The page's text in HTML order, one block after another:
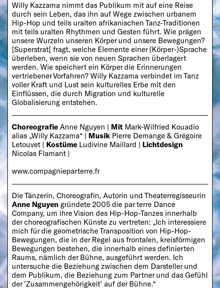
Willy Kazzama nimmt das Publikum mit auf eine Reise
durch sein Leben, das ihn auf Wege zwischen urbanem
Hip-Hop und teils uralten afrikanischen Tanz-Traditionen
mit teils uralten Rhythmen und Gesten führt. Wie prägen
unsere Wurzeln unseren Körper und unsere Bewegungen?
[Superstrat[ fragt, welche Elemente einer (Körper-)Sprache
überleben, wenn sie von neuen Sprachen überlagert
werden. Wie speichert ein Körper die Erinnerungen
vertriebener Vorfahren? Willy Kazzama verbindet im Tanz
voller Kraft und Lust sein kulturelles Erbe mit den
Einflüssen, die durch Migration und kulturelle
Globalisierung entstehen.
Choreografie Anne Nguyen | Mit Mark-Wilfried Kouadio
alias „Willy Kazzama“ | Musik Pierre Demange & Grégoire
Letouvet | Kostüme Ludivine Maillard | Lichtdesign
Nicolas Flamant |
www.compagnieparterre.fr
Die Tänzerin, Choreografin, Autorin und Theaterregisseurin
Anne Nguyen gründete 2005 die par terre Dance
Company, um ihre Vision des Hip-Hop-Tanzes innerhalb
der choreografischen Künste zu vertreten: „Ich interessiere
mich für die geometrische Transposition von Hip-Hop-
Bewegungen, die in der Regel aus frontalen, kreisförmigen
Bewegungen bestehen, die innerhalb eines definierten
Raums, nämlich der Bühne, ausgeführt werden. Ich
untersuche die Beziehung zwischen dem Darsteller und
dem Publikum, die Beziehung zum Partner und das Gefühl
der 'Zusammengehörigkeit' auf der Bühne.“